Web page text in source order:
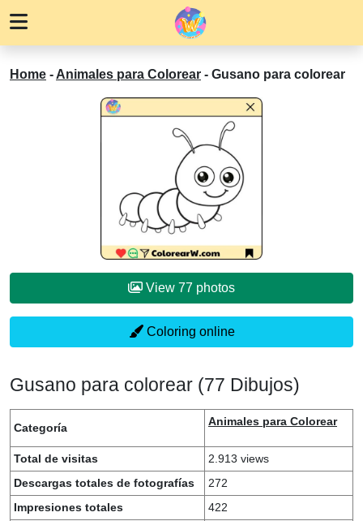
Home - Animales para Colorear - Gusano para colorear
View 77 photos
Coloring online
Gusano para colorear (77 Dibujos)
Categoría Animales para Colorear
Total de visitas
2.913 views
Descargas totales de fotografías
272
Impresiones totales
422